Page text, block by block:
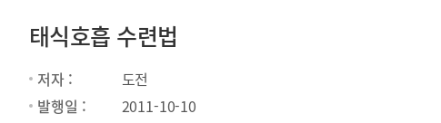
태식호흡 수련법
저자 :
도전
발행일 :
2011-10-10